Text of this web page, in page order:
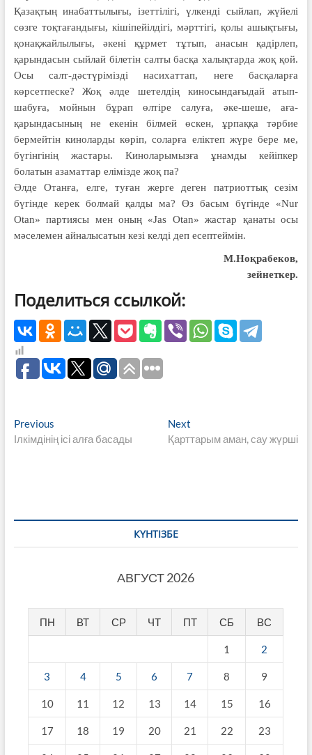
Қазақтың инабаттылығы, ізет­тілігі, үлкенді сыйлап, жүйелі
сөз­ге тоқтағандығы, кішіпейілдігі, мәрт­тігі, қолы ашықтығы,
қонақ­жай­лылығы, әкені құрмет тұтып, анасын қадірлеп,
қарындасын сый­лай білетін салты басқа халықтарда жоқ қой.
Осы салт-дәстүрімізді насихаттап, неге басқаларға
көрсетпеске? Жоқ әлде шетелдің киносындағыдай атып-
шабуға, мойнын бұрап өлтіре салуға, әке-шеше, аға-
қарындасының не екенін білмей өскен, ұрпаққа тәр­бие
бермейтін киноларды көріп, соларға еліктеп жүре бере ме,
бүгінгінің жастары. Киноларымызға ұнамды кейіпкер
болатын азаматтар елімізде жоқ па?
Әлде Отанға, елге, туған жерге деген патриоттық сезім
бүгінде керек болмай қалды ма? Өз басым бүгінде «Nur
Otan» партиясы мен оның «Jas Otan» жастар қанаты осы
мәселемен айналысатын кезі келді деп есептеймін.
М.Ноқрабеков,
зейнеткер.
Поделиться ссылкой:
Навигация
по
PreviousPrevious
post:
Ілкімдінің ісі алға басады
Next
post:
Қарттарым аман, сау жүрші
КҮНТІЗБЕ
АВГУСТ 2026
ПН ВТ СР ЧТ ПТ СБ ВС
1 2
3 4 5 6 7 8 9
10 11 12 13 14 15 16
17 18 19 20 21 22 23